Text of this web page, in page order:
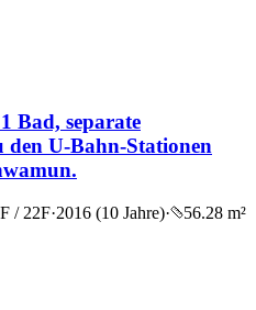
Bad, separate
U-Bahn-Stationen
/ 22F·2016 (10 Jahre)·
56.28 m²